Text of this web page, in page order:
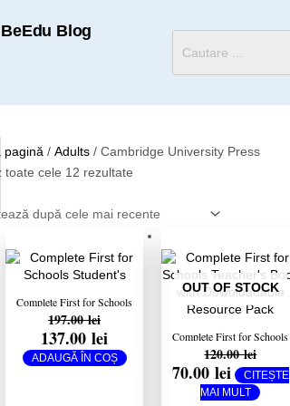
BeEdu Blog
pagină / Adults / Cambridge University Press
toate cele 12 rezultate
după
Complete First for Schools
Student’s Book Pack (SB
wo Answers w Online
Practice and WB wo
Answers w Audio
197.00lei
a
fost:
197.00 lei.
137.00lei
este:
137.00 lei.
ADAUGĂ ÎN COȘ
OUT OF STOCK
Complete First for Schools
Teacher’s Book with
Downloadable Resource
Pack
120.00lei
a
fost:
120.00 lei.
70.00 lei
este:
70.00 lei.
CITEȘTE
MAI MULT